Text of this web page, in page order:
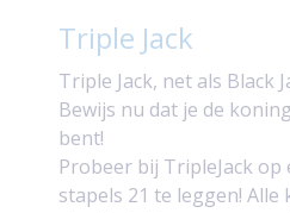
Triple Jack
Triple Jack, net als Black
Bewijs nu dat je de
bent!
Probeer bij TripleJack op
stapels 21 te leggen! Alle